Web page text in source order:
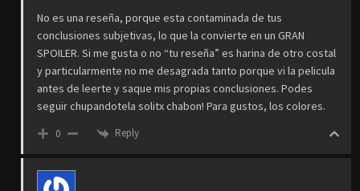
No es una reseña, porque esta contaminada de tus
conclusiones subjetivas, lo que la convierte en un GRAN
SPOILER. Si me gusta o no “tu reseña” es harina de otro costal
y particularmente no me desagrada tanto porque vi la pelicula
antes de leerte y saque mis propias conclusiones. Podes
seguir chupandotela solitx chabon! Para gustos, los colores.
0 Reply